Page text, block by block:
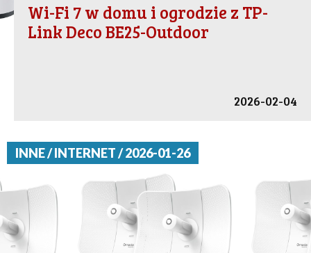
Wi-Fi 7 w domu i ogrodzie z TP-
Link Deco BE25-Outdoor
2026-02-04
INNE / INTERNET / 2026-01-26